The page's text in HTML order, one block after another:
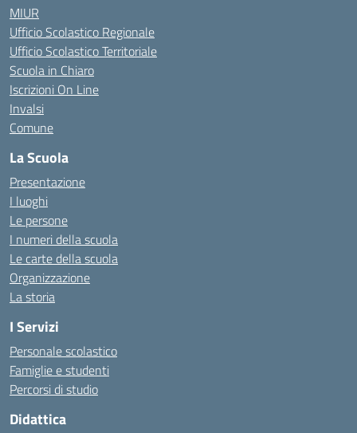
MIUR
Ufficio Scolastico Regionale
Ufficio Scolastico Territoriale
Scuola in Chiaro
Iscrizioni On Line
Invalsi
Comune
La Scuola
Presentazione
I luoghi
Le persone
I numeri della scuola
Le carte della scuola
Organizzazione
La storia
I Servizi
Personale scolastico
Famiglie e studenti
Percorsi di studio
Didattica